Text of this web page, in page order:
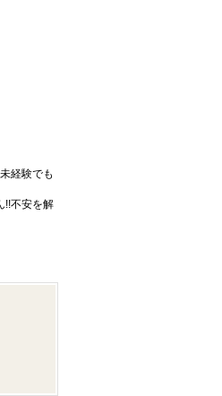
経験でも
!!不安を解